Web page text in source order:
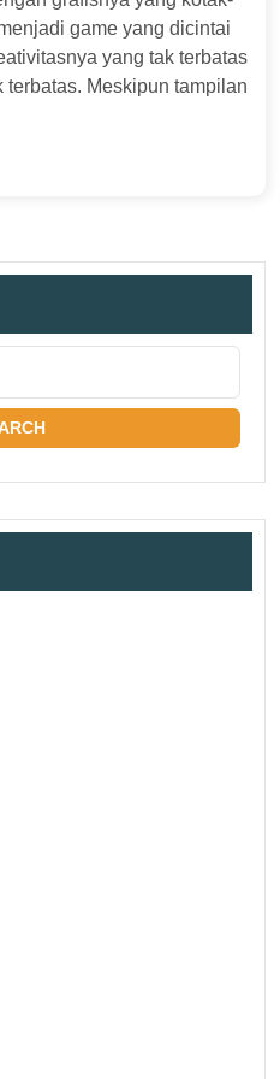
game yang dicintai
yang tak terbatas
Meskipun tampilan